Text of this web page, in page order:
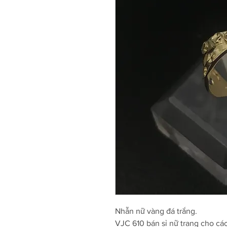
Nhẫn nữ vàng đá trắng.
VJC 610 bán sỉ nữ trang cho